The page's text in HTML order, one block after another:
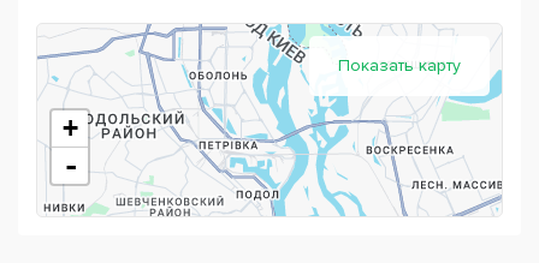
ученика. Метод case-studies позволяет проработать
наиболее частотные речевые ситуации и научится
вести простые диалоги;
погружение в англоязычную среду. На занятиях мы
слушаем только аудиозаписи носителей, смотрим
фильмы, мультики и анимации на языке оригинала,
чтобы сформировать правильное восприятие
английской речи и правильное произношение;
Показать карту
+
-